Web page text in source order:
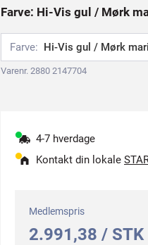
Farve: Hi-Vis gul / Mørk
Farve: Hi-Vis gul / Mørk
Varenr. 2880 2147704
4-7 hverdage
Kontakt din lokale
Medlemspris
2.991,38 / STK